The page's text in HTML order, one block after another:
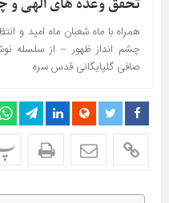
تحقق وعده های الهی و
چشم انداز ظهور – از سلسله
صافی گلپایگانی قدس سره